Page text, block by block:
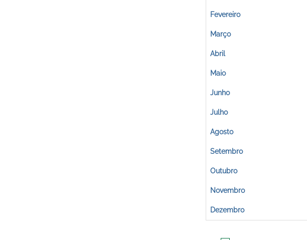
Fevereiro
Março
Abril
Maio
Junho
Julho
Agosto
Setembro
Outubro
Novembro
Dezembro